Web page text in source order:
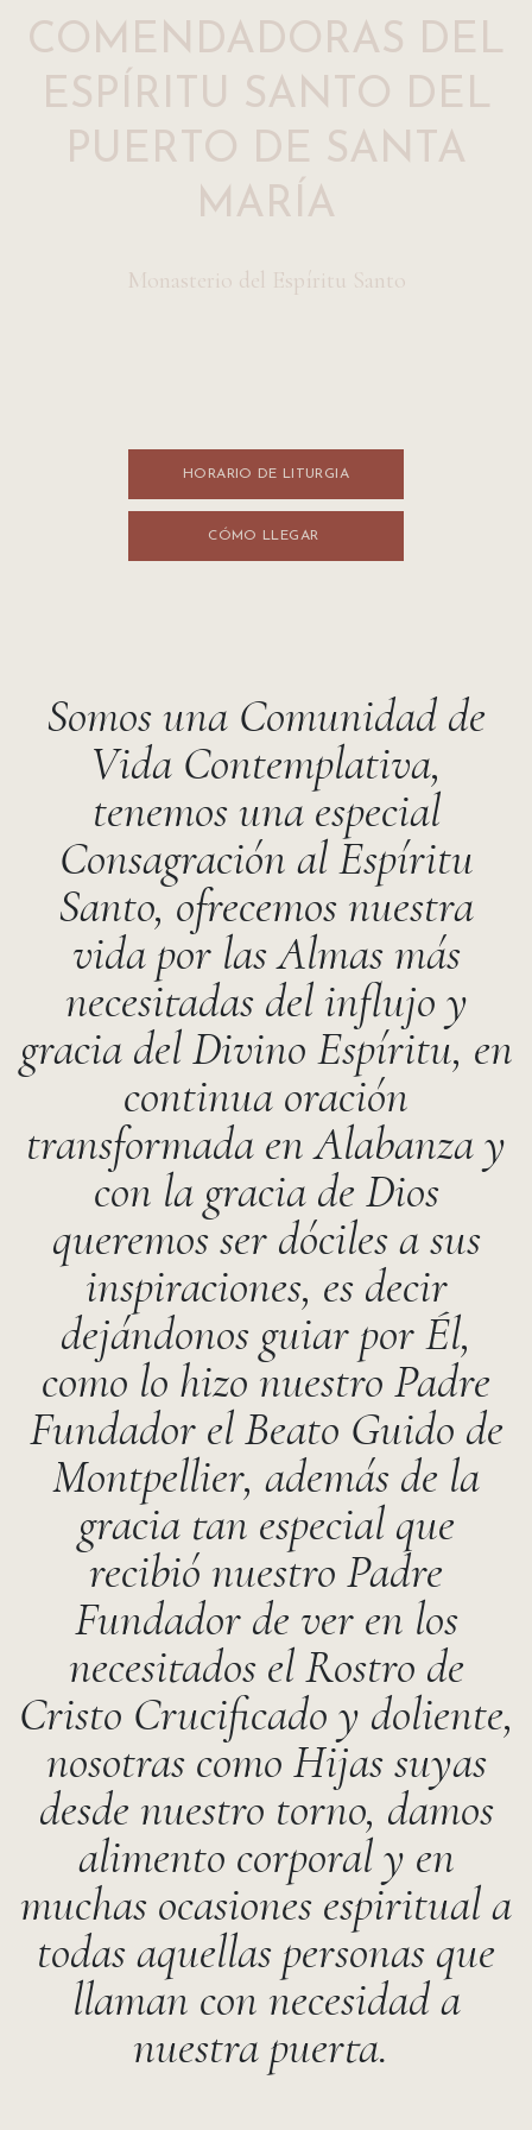
COMENDADORAS DEL
ESPÍRITU SANTO DEL
PUERTO DE SANTA
MARÍA
Monasterio del Espíritu Santo
HORARIO DE LITURGI​​A
CÓMO LLEGA​​R
Somos una Comunidad de
Vida Contemplativa,
tenemos una especial
Consagración al Espíritu
Santo, ofrecemos nuestra
vida por las Almas más
necesitadas del influjo y
gracia del Divino Espíritu, en
continua oración
transformada en Alabanza y
con la gracia de Dios
queremos ser dóciles a sus
inspiraciones, es decir
dejándonos guiar por Él,
como lo hizo nuestro Padre
Fundador el Beato Guido de
Montpellier, además de la
gracia tan especial que
recibió nuestro Padre
Fundador de ver en los
necesitados el Rostro de
Cristo Crucificado y doliente,
nosotras como Hijas suyas
desde nuestro torno, damos
alimento corporal y en
muchas ocasiones espiritual a
todas aquellas personas que
llaman con necesidad a
nuestra puerta.